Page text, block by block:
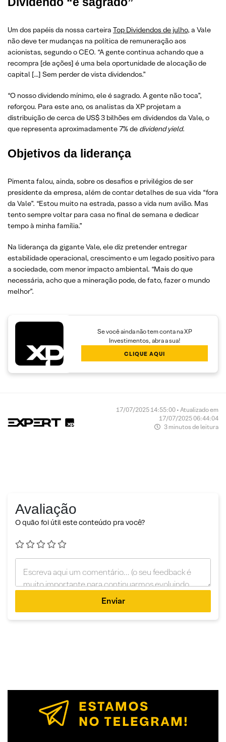
Um dos papéis da nossa carteira Top Dividendos de julho, a Vale
não deve ter mudanças na política de remuneração aos
acionistas, segundo o CEO. “A gente continua achando que a
recompra [de ações] é uma bela oportunidade de alocação de
capital […] Sem perder de vista dividendos.”
“O nosso dividendo mínimo, ele é sagrado. A gente não toca”,
reforçou. Para este ano, os analistas da XP projetam a
distribuição de cerca de US$ 3 bilhões em dividendos da Vale, o
que representa aproximadamente 7% de dividend yield.
Objetivos da liderança
Pimenta falou, ainda, sobre os desafios e privilégios de ser
presidente da empresa, além de contar detalhes de sua vida “fora
da Vale”. “Estou muito na estrada, passo a vida num avião. Mas
tento sempre voltar para casa no final de semana e dedicar
tempo à minha família.”
Na liderança da gigante Vale, ele diz pretender entregar
estabilidade operacional, crescimento e um legado positivo para
a sociedade, com menor impacto ambiental. “Mais do que
necessária, acho que a mineração pode, de fato, fazer o mundo
melhor”.
Se você ainda não tem conta na XP
Investimentos, abra a sua!
CLIQUE AQUI
17/07/2025 14:55:00 • Atualizado em
17/07/2025 06:44:04
3 minutos de leitura
Avaliação
O quão foi útil este conteúdo pra você?
Enviar